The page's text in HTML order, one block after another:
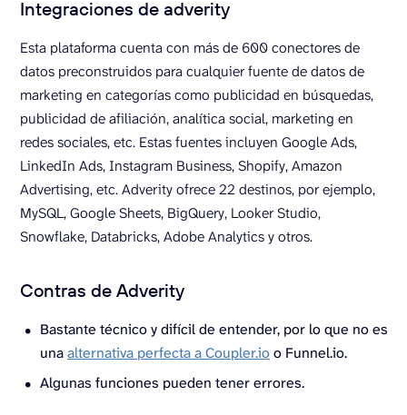
Integraciones de adverity
Esta plataforma cuenta con más de 600 conectores de
datos preconstruidos para cualquier fuente de datos de
marketing en categorías como publicidad en búsquedas,
publicidad de afiliación, analítica social, marketing en
redes sociales, etc. Estas fuentes incluyen Google Ads,
LinkedIn Ads, Instagram Business, Shopify, Amazon
Advertising, etc. Adverity ofrece 22 destinos, por ejemplo,
MySQL, Google Sheets, BigQuery, Looker Studio,
Snowflake, Databricks, Adobe Analytics y otros.
Contras de Adverity
Bastante técnico y difícil de entender, por lo que no es
unaalternativa perfecta a Coupler.ioo Funnel.io.
Algunas funciones pueden tener errores.